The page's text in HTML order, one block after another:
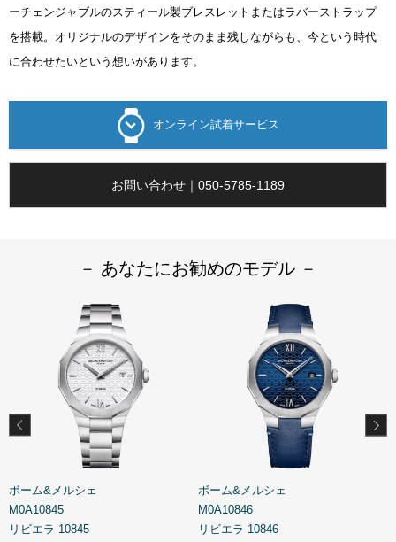
ーチェンジャブルのスティール製ブレスレットまたはラバーストラップ
を搭載。オリジナルのデザインをそのまま残しながらも、今という時代
に合わせたいという想いがあります。
オンライン試着サービス
お問い合わせ｜050-5785-1189
－ あなたにお勧めのモデル －
ボーム&メルシェ
M0A10845
リビエラ 10845
ボーム&メルシェ
M0A10846
リビエラ 10846